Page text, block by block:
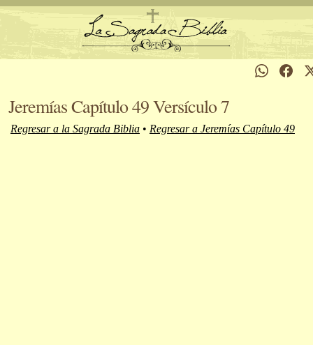
Jeremías Capítulo 49 Versículo 7
Regresar a la Sagrada Biblia • Regresar a Jeremías Capítulo 49